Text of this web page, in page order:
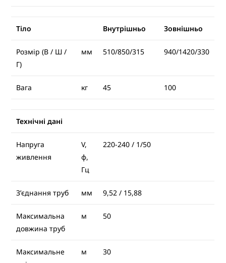
Тіло Внутрішньо Зовнішньо
Розмір (В / Ш /
Г)
мм 510/850/315 940/1420/330
Вага кг 45 100
Технічні дані
Напруга
живлення
V,
φ,
Гц
220-240 / 1/50
З’єднання труб мм 9,52 / 15,88
Максимальна
довжина труб
м 50
Максимальне
м 30